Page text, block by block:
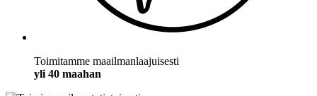
Toimitamme maailmanlaajuisesti
yli 40 maahan